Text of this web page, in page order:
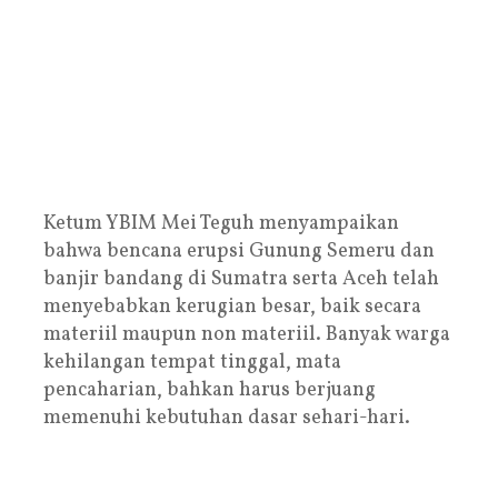
Ketum YBIM Mei Teguh menyampaikan
bahwa bencana erupsi Gunung Semeru dan
banjir bandang di Sumatra serta Aceh telah
menyebabkan kerugian besar, baik secara
materiil maupun non materiil. Banyak warga
kehilangan tempat tinggal, mata
pencaharian, bahkan harus berjuang
memenuhi kebutuhan dasar sehari-hari.